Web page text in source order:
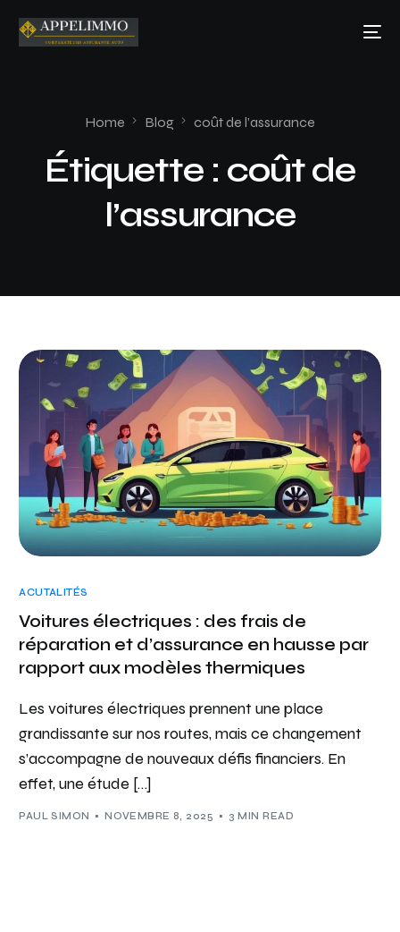
Home Blog coût de l’assurance
Étiquette : coût de
l’assurance
ACUTALITÉS
Voitures électriques : des frais de
réparation et d’assurance en hausse par
rapport aux modèles thermiques
Les voitures électriques prennent une place
grandissante sur nos routes, mais ce changement
s’accompagne de nouveaux défis financiers. En
effet, une étude […]
PAUL SIMON NOVEMBRE 8, 2025 3 MIN READ